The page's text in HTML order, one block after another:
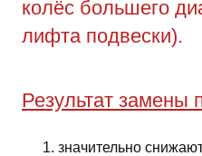
колёс большего
лифта подвески).
Результат замены
значительно